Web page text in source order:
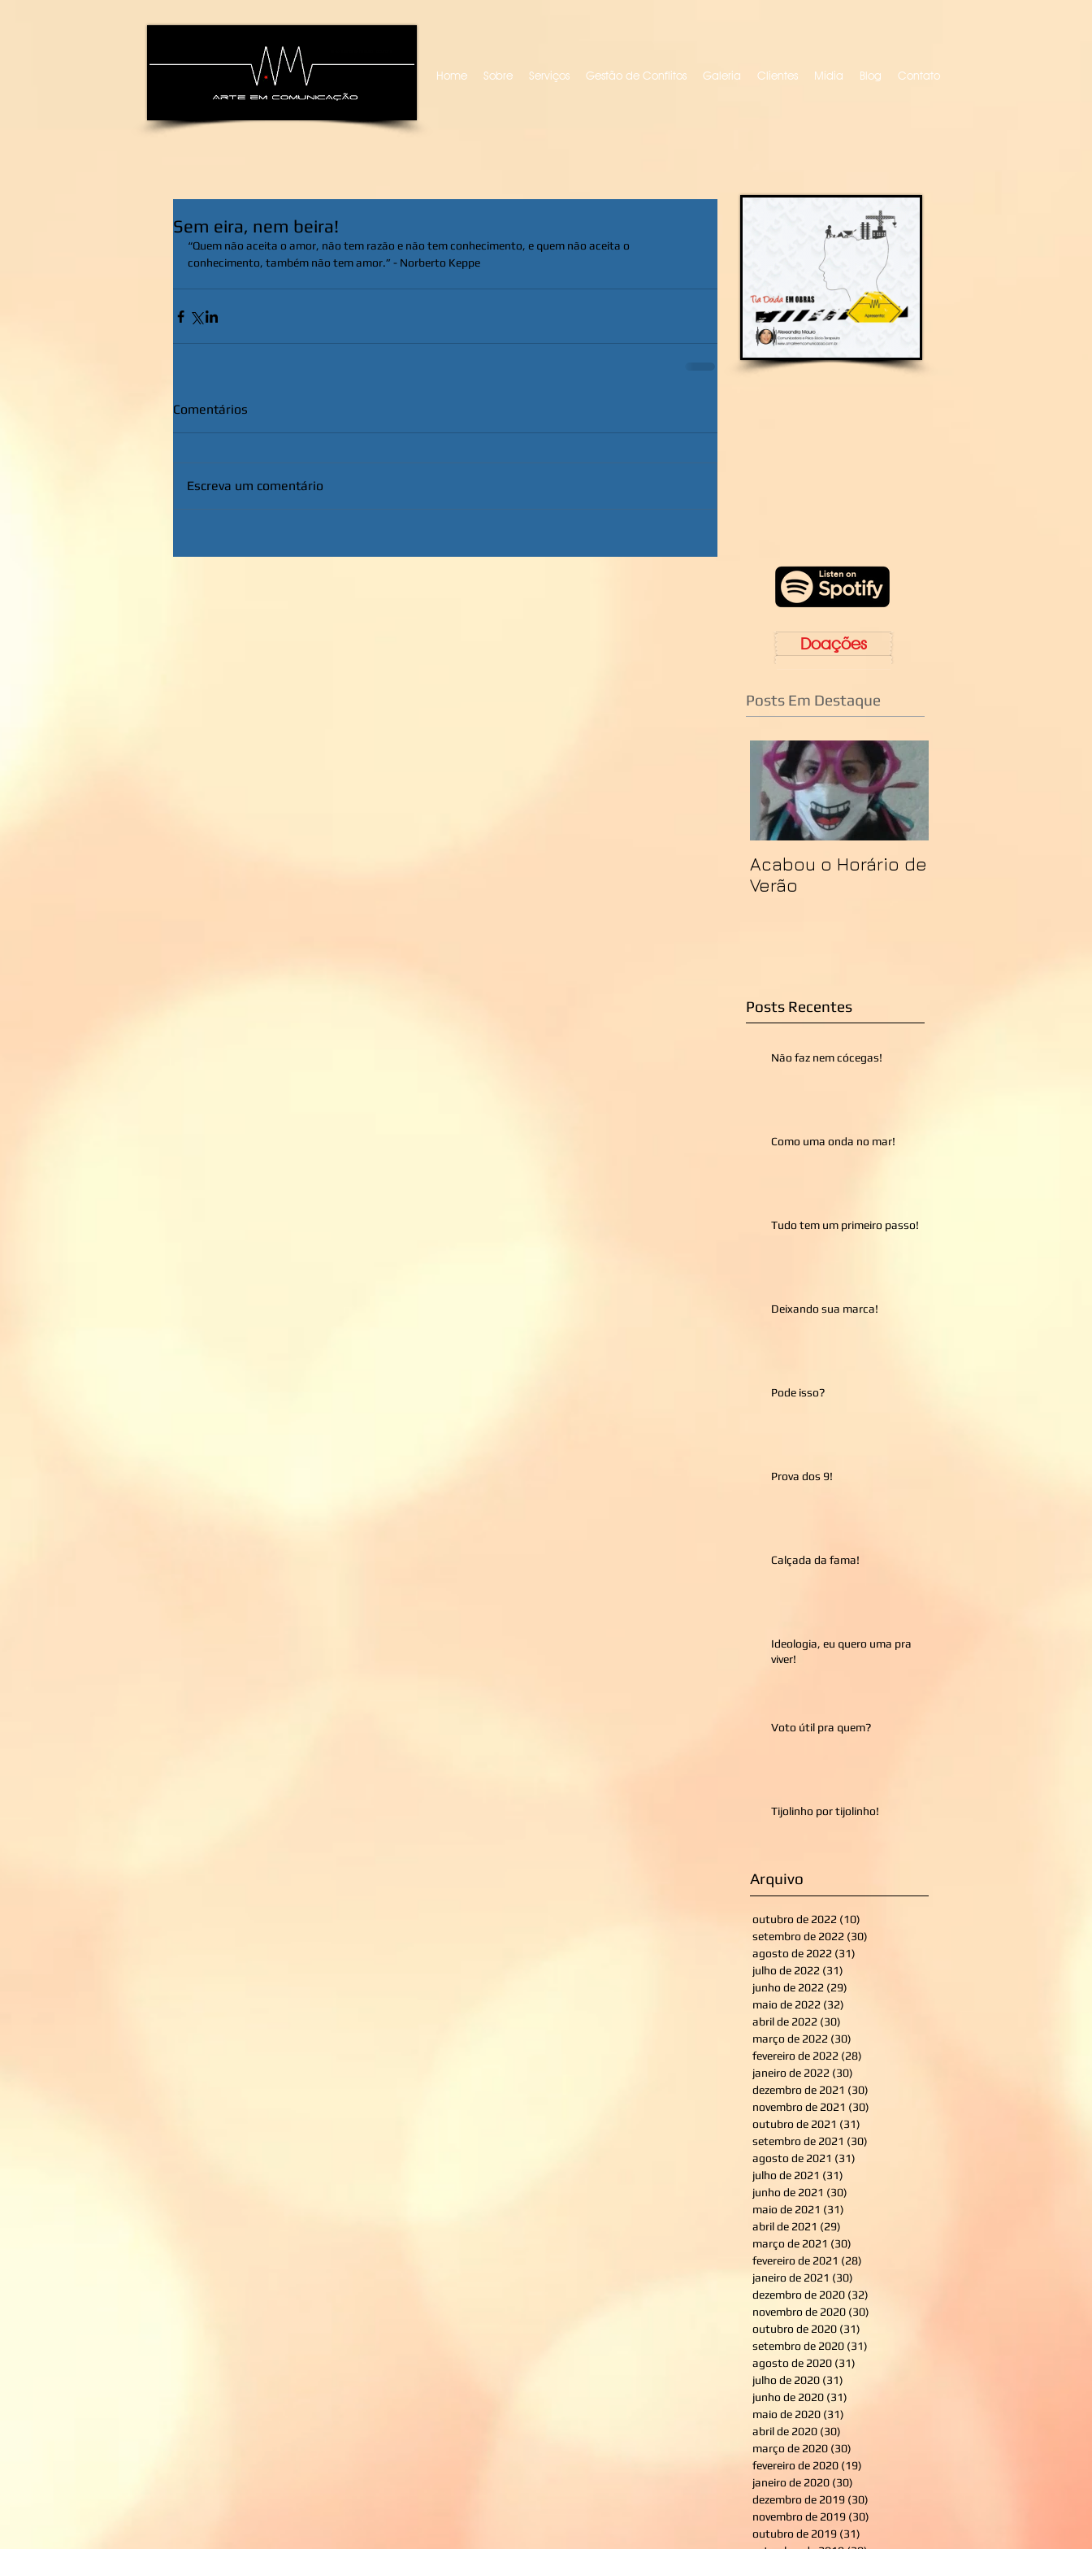
Home Sobre Serviços Gestão de Conflitos Galeria Clientes Mídia Blog Contato
Sem eira, nem beira!
“Quem não aceita o amor, não tem razão e não tem conhecimento, e quem não aceita o
conhecimento, também não tem amor.” - Norberto Keppe
Comentários
Escreva um comentário
Doações
Posts Em Destaque
Acabou o Horário de
Verão
Posts Recentes
Não faz nem cócegas!
Como uma onda no mar!
Tudo tem um primeiro passo!
Deixando sua marca!
Pode isso?
Prova dos 9!
Calçada da fama!
Ideologia, eu quero uma pra
viver!
Voto útil pra quem?
Tijolinho por tijolinho!
Arquivo
outubro de 2022 (10)
setembro de 2022 (30)
agosto de 2022 (31)
julho de 2022 (31)
junho de 2022 (29)
maio de 2022 (32)
abril de 2022 (30)
março de 2022 (30)
fevereiro de 2022 (28)
janeiro de 2022 (30)
dezembro de 2021 (30)
novembro de 2021 (30)
outubro de 2021 (31)
setembro de 2021 (30)
agosto de 2021 (31)
julho de 2021 (31)
junho de 2021 (30)
maio de 2021 (31)
abril de 2021 (29)
março de 2021 (30)
fevereiro de 2021 (28)
janeiro de 2021 (30)
dezembro de 2020 (32)
novembro de 2020 (30)
outubro de 2020 (31)
setembro de 2020 (31)
agosto de 2020 (31)
julho de 2020 (31)
junho de 2020 (31)
maio de 2020 (31)
abril de 2020 (30)
março de 2020 (30)
fevereiro de 2020 (19)
janeiro de 2020 (30)
dezembro de 2019 (30)
novembro de 2019 (30)
outubro de 2019 (31)